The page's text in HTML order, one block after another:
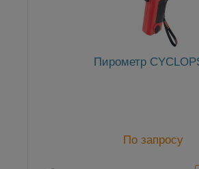
Пирометр
По запросу